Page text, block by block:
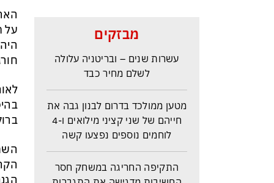
מבזקים
נכנס לעידן המסוכן ביותר זה
עשרות שנים – ובריטניה עלולה
לשלם מחיר כבד
מטען ממולכד בדרום לבנון גבה את
לוחמים נוספים נפצעו קשה
החשיבות מדגישה את התגברות